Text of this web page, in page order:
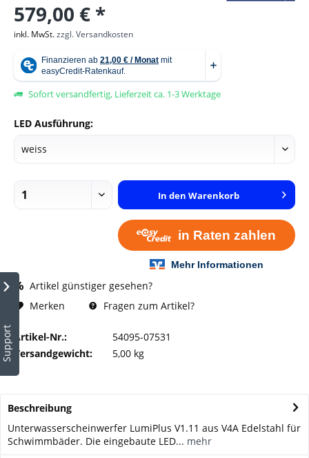
Support
579,00 € *
inkl. MwSt.zzgl. Versandkosten
Sofort versandfertig, Lieferzeit ca. 1-3 Werktage
LED Ausführung:
In den Warenkorb
Artikel günstiger gesehen?
Merken
Fragen zum Artikel?
Artikel-Nr.:
54095-07531
Versandgewicht:
5,00 kg
Beschreibung
Unterwasserscheinwerfer LumiPlus V1.11 aus V4A Edelstahl für
Schwimmbäder. Die eingebaute LED... mehr